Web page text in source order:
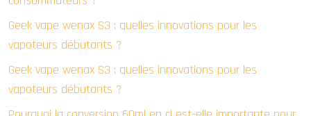
Geek vape wenax S3 : quelles innovations pour les
vapoteurs débutants ?
Geek vape wenax S3 : quelles innovations pour les
vapoteurs débutants ?